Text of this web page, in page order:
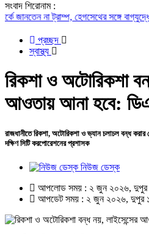
সংবাদ শিরোনাম :
না ট্রাম্প, হেগসেথের সঙ্গে বাগ্‌যুদ্ধে জড়ান
প্রচ্ছদ
স্বাস্থ্য
রিকশা ও অটোরিকশা
আওতায় আনা হবে:
রাজধানীতে রিকশা, অটোরিকশা ও ভ্যান চলাচল বন্ধ
দক্ষিণ সিটি করপোরেশনের প্রশাসক
নিউজ ডেস্ক
আপলোড সময় : ২ জুন ২০২৬, দুপুর
আপডেট সময় : ২ জুন ২০২৬, দুপুর